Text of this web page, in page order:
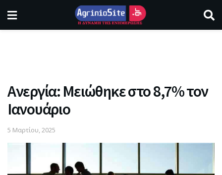
Ανεργία: Μειώθηκε στο 8,7% τον
Ιανουάριο
5 Μαρτίου, 2025